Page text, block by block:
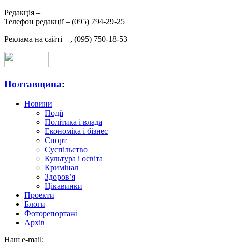
Редакція –
Телефон редакції – (095) 794-29-25
Реклама на сайті – , (095) 750-18-53
Полтавщина:
Новини
Події
Політика і влада
Економіка і бізнес
Спорт
Суспільство
Культура і освіта
Кримінал
Здоров’я
Цікавинки
Проекти
Блоги
Фоторепортажі
Архів
Наш e-mail: